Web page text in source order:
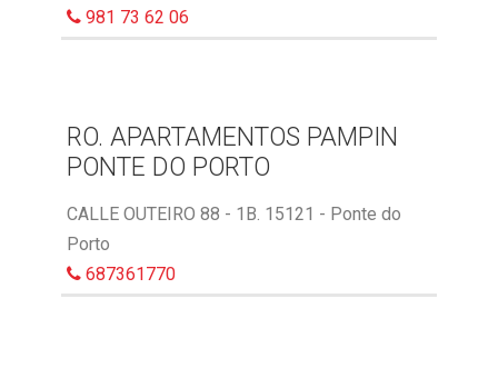
981 73 62 06
RO. APARTAMENTOS PAMPIN
PONTE DO PORTO
CALLE OUTEIRO 88 - 1B. 15121 - Ponte do
Porto
687361770